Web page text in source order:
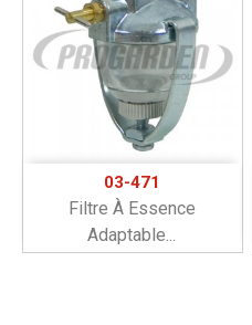
03-471
Filtre À Essence
Adaptable...